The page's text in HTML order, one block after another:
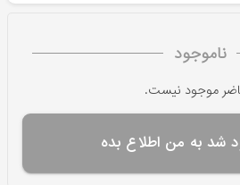
ناموجود
موجود نیست.
شد به من اطلاع بده